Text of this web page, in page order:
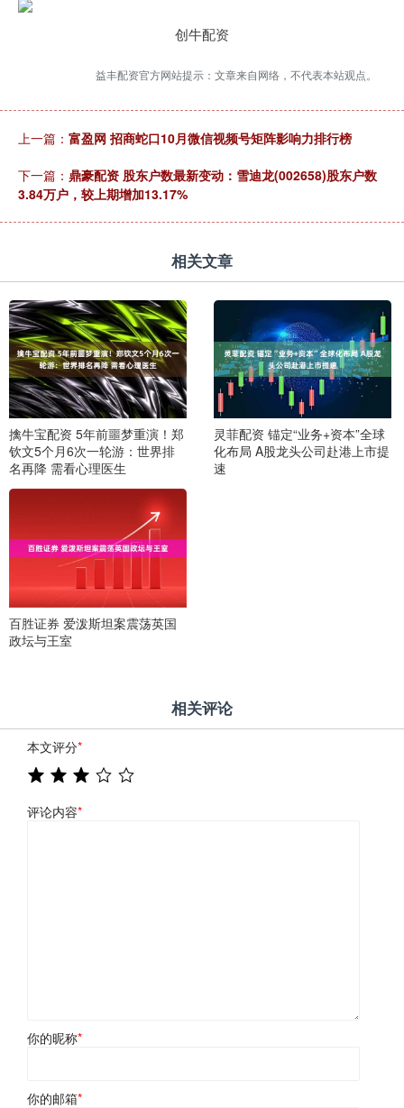
创牛配资
益丰配资官方网站提示：文章来自网络，不代表本站观点。
上一篇： 富盈网 招商蛇口10月微信视频号矩阵影响力排行榜
下一篇： 鼎豪配资 股东户数最新变动：雪迪龙(002658)股东户数
3.84万户，较上期增加13.17%
相关文章
擒牛宝配资 5年前噩梦重演！郑
钦文5个月6次一轮游：世界排
名再降 需看心理医生
灵菲配资 锚定“业务+资本”全球
化布局 A股龙头公司赴港上市提
速
百胜证券 爱泼斯坦案震荡英国
政坛与王室
相关评论
本文评分*
评论内容*
你的昵称*
你的邮箱*